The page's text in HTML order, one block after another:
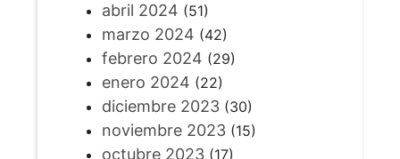
abril 2024 (51)
marzo 2024 (42)
febrero 2024 (29)
enero 2024 (22)
diciembre 2023(30)
noviembre 2023(15)
octubre 2023(17)